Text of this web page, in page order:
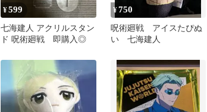
¥599
七海建人 アクリルスタン
ド 呪術廻戦 即購入◎
¥750
呪術廻戦 アイスたぴぬ
い 七海建人